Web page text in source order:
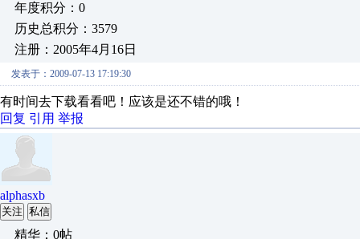
年度积分：0
历史总积分：3579
注册：2005年4月16日
发表于：2009-07-13 17:19:30
有时间去下载看看吧！应该是还不错的哦！
回复 引用 举报
alphasxb
关注 私信
精华：0帖